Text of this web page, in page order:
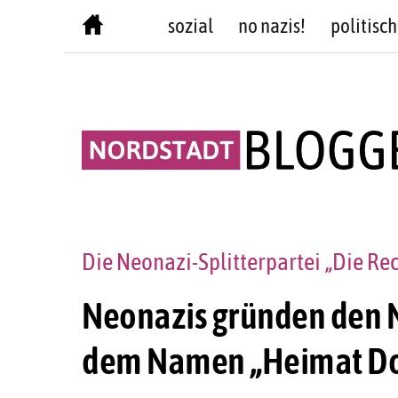
sozial no nazis! politisch
Neonazis gründen den
dem Namen „Heimat
Die Neonazi-Splitterpartei „Die